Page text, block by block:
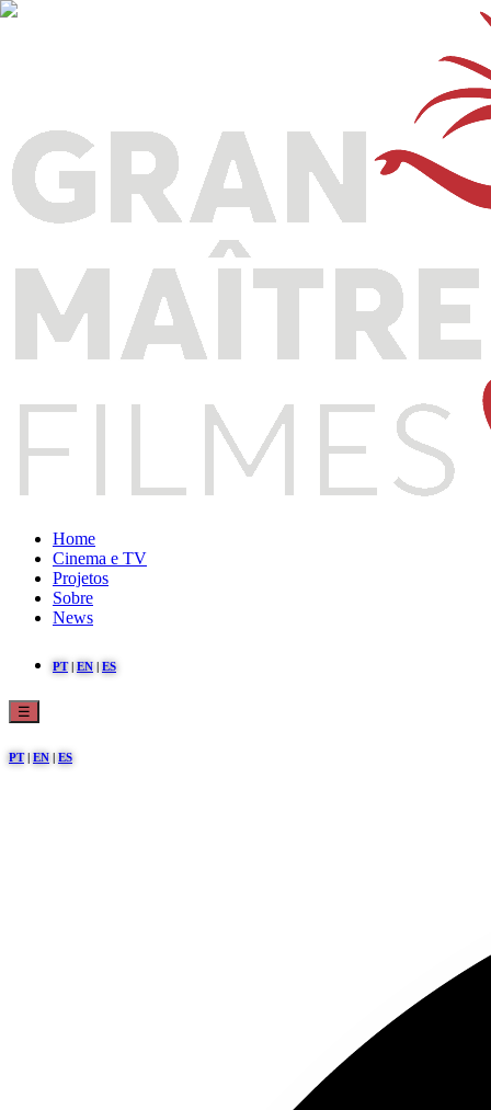
Home
Cinema e TV
Projetos
Sobre
News
PT| EN | ES
☰
PT| EN | ES